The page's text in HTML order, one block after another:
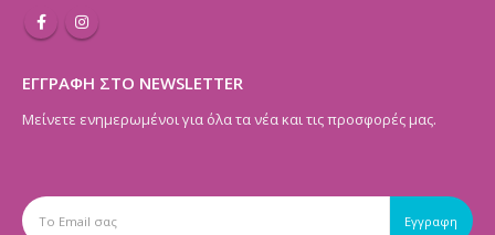
ΕΓΓΡΑΦΗ ΣΤΟ NEWSLETTER
Μείνετε ενημερωμένοι για όλα τα νέα και τις προσφορές μας.